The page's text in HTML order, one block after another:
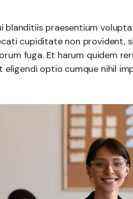
blanditiis praesentium
cupiditate non provident,
fuga. Et harum quidem
optio cumque nihil